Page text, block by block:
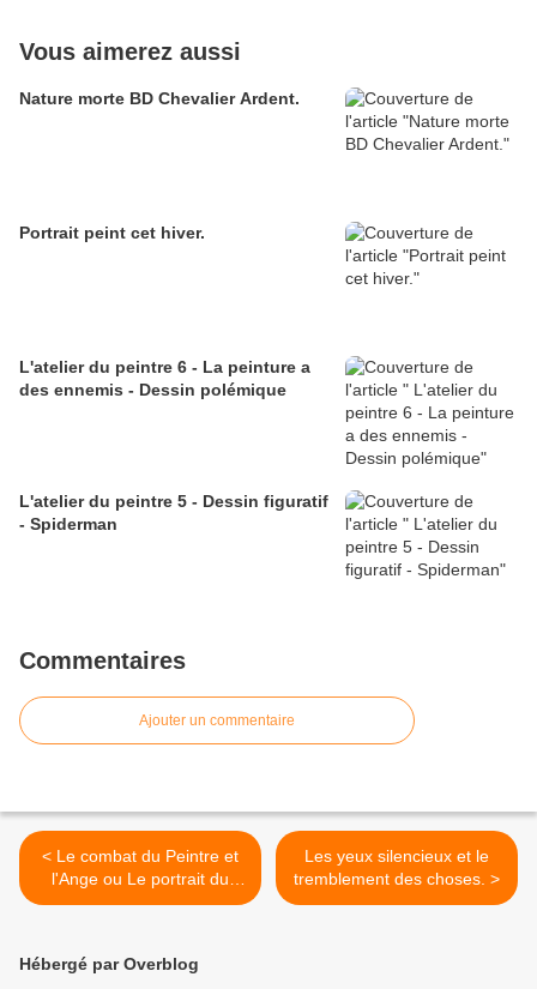
Vous aimerez aussi
Nature morte BD Chevalier Ardent.
Portrait peint cet hiver.
L'atelier du peintre 6 - La peinture a
des ennemis - Dessin polémique
L'atelier du peintre 5 - Dessin figuratif
- Spiderman
Commentaires
Ajouter un commentaire
< Le combat du Peintre et
l'Ange ou Le portrait du
peintre en jeune Jacob.
Les yeux silencieux et le
tremblement des choses. >
Hébergé par Overblog